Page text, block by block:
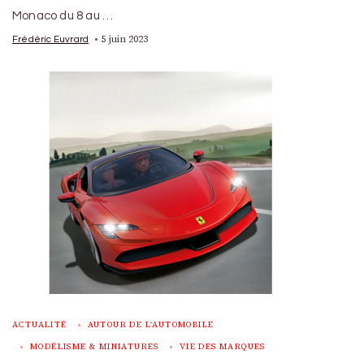
Monaco du 8 au …
Frédéric Euvrard 5 juin 2023
ACTUALITÉ AUTOUR DE L'AUTOMOBILE
MODÉLISME & MINIATURES VIE DES MARQUES